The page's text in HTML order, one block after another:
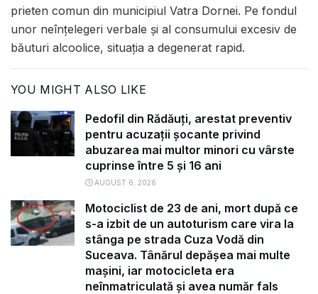
prieten comun din municipiul Vatra Dornei. Pe fondul
unor neînțelegeri verbale și al consumului excesiv de
băuturi alcoolice, situația a degenerat rapid.
YOU MIGHT ALSO LIKE
Pedofil din Rădăuți, arestat preventiv
pentru acuzații șocante privind
abuzarea mai multor minori cu vârste
cuprinse între 5 și 16 ani
AUGUST 6, 2026
Motociclist de 23 de ani, mort după ce
s-a izbit de un autoturism care vira la
stânga pe strada Cuza Vodă din
Suceava. Tânărul depășea mai multe
mașini, iar motocicleta era
neînmatriculată și avea număr fals